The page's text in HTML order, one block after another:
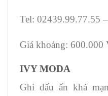
Tel: 02439.99.77.55
Giá khoảng:
IVY MODA
Ghi dấu ấn khá